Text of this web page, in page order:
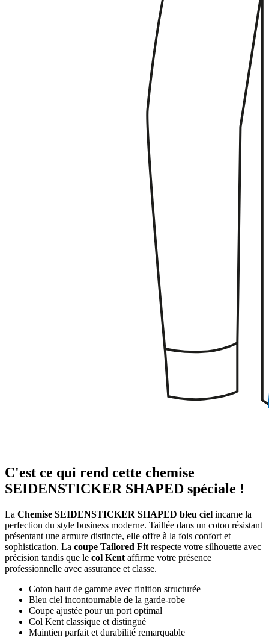
C'est ce qui rend cette chemise
SEIDENSTICKER SHAPED spéciale !
La Chemise SEIDENSTICKER SHAPED bleu ciel incarne la
perfection du style business moderne. Taillée dans un coton résistant
présentant une armure distincte, elle offre à la fois confort et
sophistication. La coupe Tailored Fit respecte votre silhouette avec
précision tandis que le col Kent affirme votre présence
professionnelle avec assurance et classe.
Coton haut de gamme avec finition structurée
Bleu ciel incontournable de la garde-robe
Coupe ajustée pour un port optimal
Col Kent classique et distingué
Maintien parfait et durabilité remarquable